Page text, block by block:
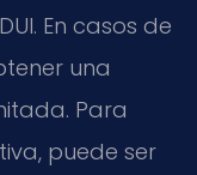
En casos de
una
Para
puede ser